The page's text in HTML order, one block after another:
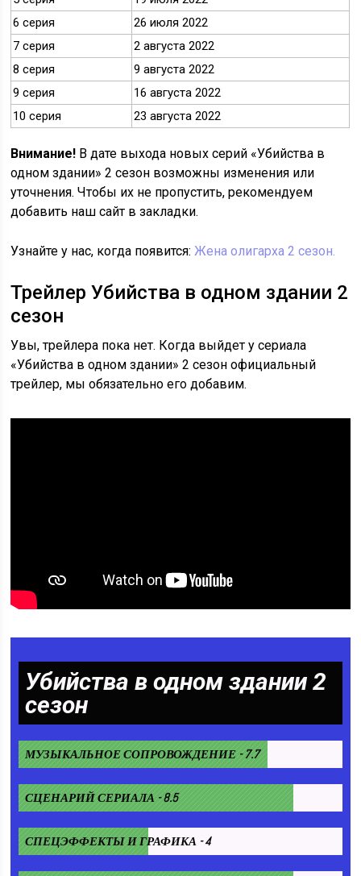
6 серия
26 июля 2022
7 серия
2 августа 2022
8 серия
9 августа 2022
9 серия
16 августа 2022
10 серия
23 августа 2022
Внимание! В дате выхода новых серий «Убийства в
одном здании» 2 сезон возможны изменения или
уточнения. Чтобы их не пропустить, рекомендуем
добавить наш сайт в закладки.
Узнайте у нас, когда появится:Жена олигарха 2 сезон.
Трейлер Убийства в одном здании 2
сезон
Увы, трейлера пока нет. Когда выйдет у сериала
«Убийства в одном здании» 2 сезон официальный
трейлер, мы обязательно его добавим.
Убийства в одном здании 2
сезон
МУЗЫКАЛЬНОЕ СОПРОВОЖДЕНИЕ - 7.7
СЦЕНАРИЙ СЕРИАЛА - 8.5
СПЕЦЭФФЕКТЫ И ГРАФИКА - 4